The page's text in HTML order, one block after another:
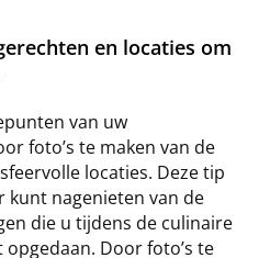
en locaties om
van uw
foto’s te maken van de
locaties. Deze tip
nagenieten van de
die u tijdens de culinaire
Door foto’s te